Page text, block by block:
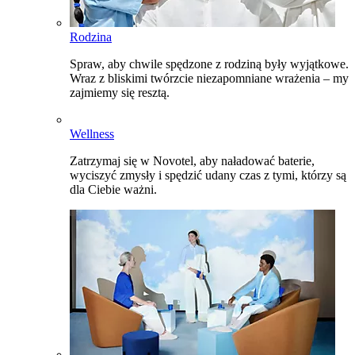
Rodzina
Spraw, aby chwile spędzone z rodziną były wyjątkowe.
Wraz z bliskimi twórzcie niezapomniane wrażenia – my
zajmiemy się resztą.
Wellness
Zatrzymaj się w Novotel, aby naładować baterie,
wyciszyć zmysły i spędzić udany czas z tymi, którzy są
dla Ciebie ważni.